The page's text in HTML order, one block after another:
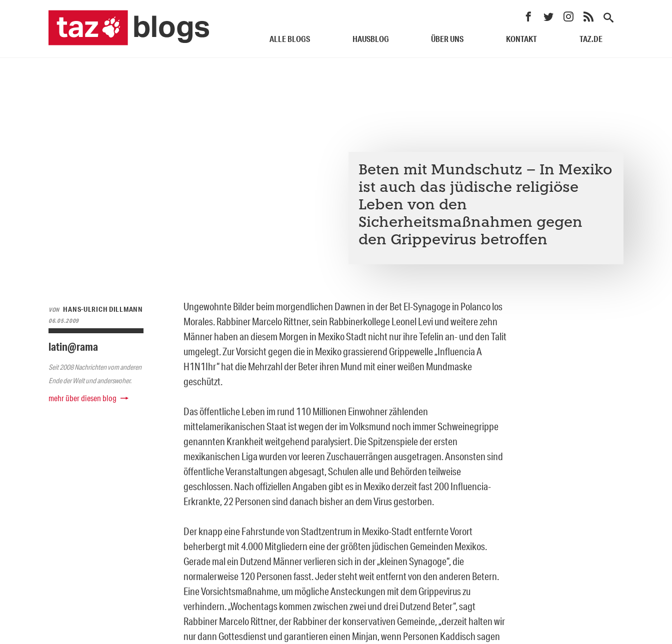
ALLE BLOGS HAUSBLOG ÜBER UNS KONTAKT TAZ.DE
Beten mit Mundschutz – In Mexiko
ist auch das jüdische religiöse
Leben von den
Sicherheitsmaßnahmen gegen
den Grippevirus betroffen
VON HANS-ULRICH DILLMANN
06.05.2009
latin@rama
Seit 2008 Nachrichten vom anderen
Ende der Welt und anderswoher.
mehr über diesen blog
Ungewohnte Bilder beim morgendlichen Dawnen in der Bet El-Synagoge in Polanco los
Morales. Rabbiner Marcelo Rittner, sein Rabbinerkollege Leonel Levi und weitere zehn
Männer haben an diesem Morgen in Mexiko Stadt nicht nur ihre Tefelin an- und den Talit
umgelegt. Zur Vorsicht gegen die in Mexiko grassierend Grippewelle „Influencia A
H1N1Ihr“ hat die Mehrzahl der Beter ihren Mund mit einer weißen Mundmaske
geschützt.
Das öffentliche Leben im rund 110 Millionen Einwohner zählenden
mittelamerikanischen Staat ist wegen der im Volksmund noch immer Schweinegrippe
genannten Krankheit weitgehend paralysiert. Die Spitzenspiele der ersten
mexikanischen Liga wurden vor leeren Zuschauerrängen ausgetragen. Ansonsten sind
öffentliche Veranstaltungen abgesagt, Schulen alle und Behörden teilweise
geschlossen. Nach offiziellen Angaben gibt es in Mexiko derzeit fast 200 Influencia-
Erkrankte, 22 Personen sind danach bisher an dem Virus gestorben.
Der knapp eine Fahrstunde von Stadtzentrum in Mexiko-Stadt entfernte Vorort
beherbergt mit 4.000 Mitgliedern eine der größten jüdischen Gemeinden Mexikos.
Gerade mal ein Dutzend Männer verlieren sich in der „kleinen Synagoge“, die
normalerweise 120 Personen fasst. Jeder steht weit entfernt von den anderen Betern.
Eine Vorsichtsmaßnahme, um mögliche Ansteckungen mit dem Grippevirus zu
verhindern. „Wochentags kommen zwischen zwei und drei Dutzend Beter“, sagt
Rabbiner Marcelo Rittner, der Rabbiner der konservativen Gemeinde, „derzeit halten wir
nur dann Gottesdienst und garantieren einen Minjan, wenn Personen Kaddisch sagen